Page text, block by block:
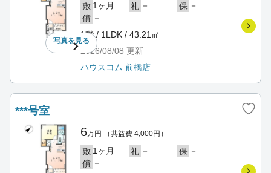
写真を見る
敷 1ヶ月 礼 － 保 －
償 －
1階 / 1LDK / 43.21㎡
2026/08/08 更新
ハウスコム 前橋店
***号室
6万円 （共益費 4,000円）
敷 1ヶ月 礼 － 保 －
償 －